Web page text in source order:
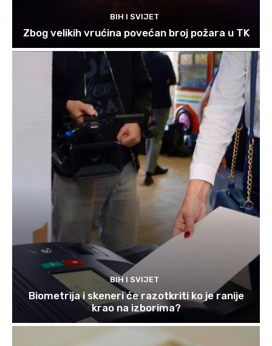
BIH I SVIJET
Zbog velikih vrućina povećan broj požara u TK
BIH I SVIJET
Biometrija i skeneri će razotkriti ko je ranije
krao na izborima?